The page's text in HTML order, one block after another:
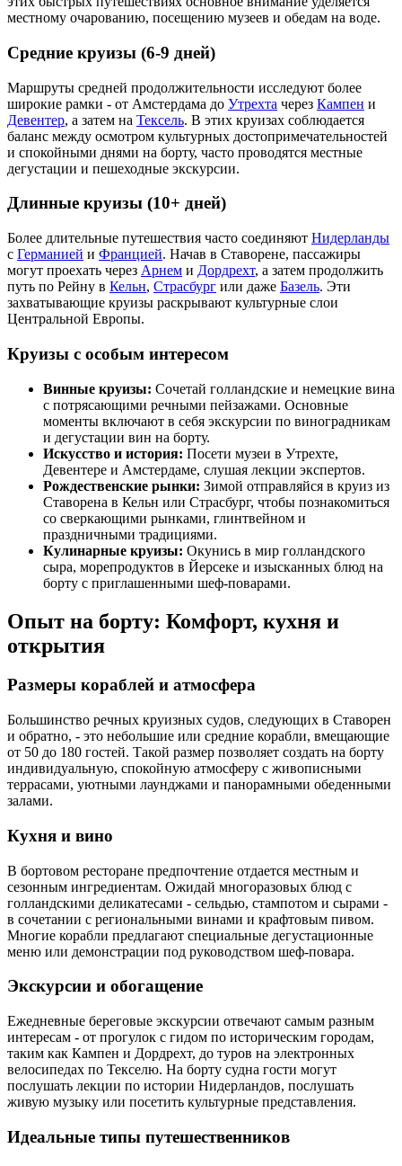
местному очарованию, посещению музеев и обедам на воде.
Средние круизы (6-9 дней)
Маршруты средней продолжительности исследуют более
широкие рамки - от Амстердама до Утрехта через Кампен и
Девентер, а затем на Тексель. В этих круизах соблюдается
баланс между осмотром культурных достопримечательностей
и спокойными днями на борту, часто проводятся местные
дегустации и пешеходные экскурсии.
Длинные круизы (10+ дней)
Более длительные путешествия часто соединяют Нидерланды
с Германией и Францией. Начав в Ставорене, пассажиры
могут проехать через Арнем и Дордрехт, а затем продолжить
путь по Рейну в Кельн, Страсбург или даже Базель. Эти
захватывающие круизы раскрывают культурные слои
Центральной Европы.
Круизы с особым интересом
Винные круизы: Сочетай голландские и немецкие вина
с потрясающими речными пейзажами. Основные
моменты включают в себя экскурсии по виноградникам
и дегустации вин на борту.
Искусство и история: Посети музеи в Утрехте,
Девентере и Амстердаме, слушая лекции экспертов.
Рождественские рынки: Зимой отправляйся в круиз из
Ставорена в Кельн или Страсбург, чтобы познакомиться
со сверкающими рынками, глинтвейном и
праздничными традициями.
Кулинарные круизы: Окунись в мир голландского
сыра, морепродуктов в Йерсеке и изысканных блюд на
борту с приглашенными шеф-поварами.
Опыт на борту: Комфорт, кухня и
открытия
Размеры кораблей и атмосфера
Большинство речных круизных судов, следующих в Ставорен
и обратно, - это небольшие или средние корабли, вмещающие
от 50 до 180 гостей. Такой размер позволяет создать на борту
индивидуальную, спокойную атмосферу с живописными
террасами, уютными лаунджами и панорамными обеденными
залами.
Кухня и вино
В бортовом ресторане предпочтение отдается местным и
сезонным ингредиентам. Ожидай многоразовых блюд с
голландскими деликатесами - сельдью, стампотом и сырами -
в сочетании с региональными винами и крафтовым пивом.
Многие корабли предлагают специальные дегустационные
меню или демонстрации под руководством шеф-повара.
Экскурсии и обогащение
Ежедневные береговые экскурсии отвечают самым разным
интересам - от прогулок с гидом по историческим городам,
таким как Кампен и Дордрехт, до туров на электронных
велосипедах по Текселю. На борту судна гости могут
послушать лекции по истории Нидерландов, послушать
живую музыку или посетить культурные представления.
Идеальные типы путешественников